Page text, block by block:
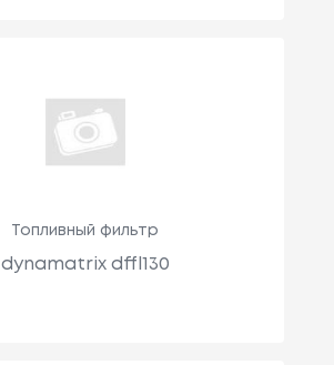
Топливный фильтр
dynamatrix dffl130